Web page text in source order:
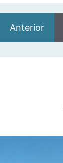
Anterior